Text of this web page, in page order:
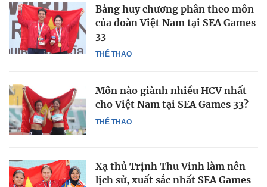
THỂ THAO
Bảng huy chương phân theo môn
của đoàn Việt Nam tại SEA Games
33
THỂ THAO
Môn nào giành nhiều HCV nhất
cho Việt Nam tại SEA Games 33?
Xạ thủ Trịnh Thu Vinh làm nên
lịch sử, xuất sắc nhất SEA Games